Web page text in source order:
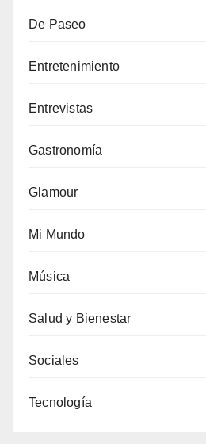
De Paseo
Entretenimiento
Entrevistas
Gastronomía
Glamour
Mi Mundo
Música
Salud y Bienestar
Sociales
Tecnología